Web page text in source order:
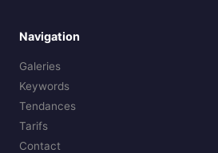
Navigation
Galeries
Keywords
Tendances
Tarifs
Contact